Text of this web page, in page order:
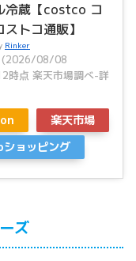
冷蔵【costco コ
トコ通販】
Rinker
(2026/08/08
時点 楽天市場調べ-詳
楽天市場
ョッピング
ズ